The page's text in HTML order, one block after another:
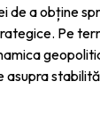
de a obține
Pe
asupra